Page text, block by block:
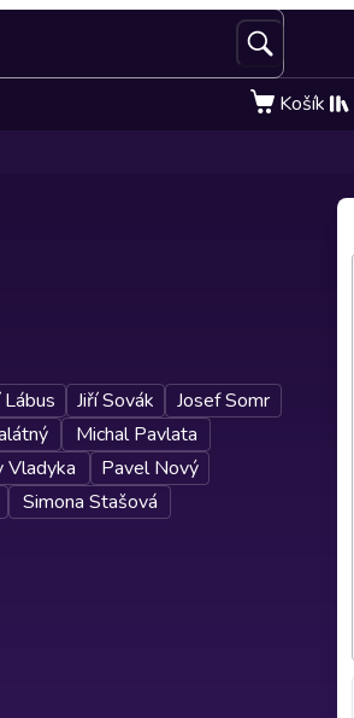
Košík
Lábus Jiří Sovák
Josef Somr
Michal Pavlata
Vladyka
Pavel Nový
Simona Stašová